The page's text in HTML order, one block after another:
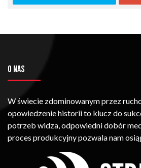
O NAS
W świecie zdominowanym przez
opowiedzenie historii to klucz do
potrzeb widza, odpowiedni dobór
proces produkcyjny pozwala nam